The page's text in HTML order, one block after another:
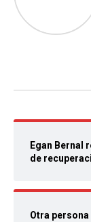
Egan Bernal
de
Otra